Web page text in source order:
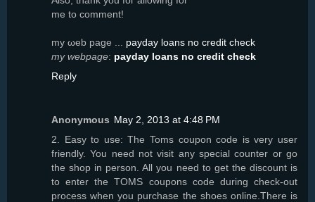
mе to cоmment!
my ωeb page ... payday loans no credit check
my webpage: payday loans no credit check
Reply
Anonymous May 2, 2013 at 4:48 PM
2. Easy to use: The Toms coupon code is very user
friendly. You need not visit any special counter or go
the shop in person. All you need to get the discount is
to enter the TOMS coupons code during check-out
process when you purchase the shoes online.There is